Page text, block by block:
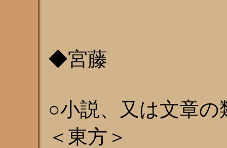
◆宮藤
○小説、又は文章の
＜東方＞